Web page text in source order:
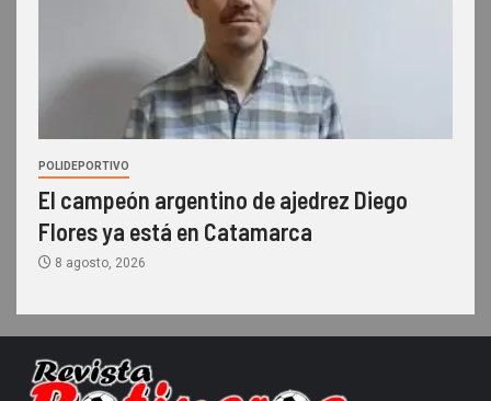
POLIDEPORTIVO
El campeón argentino de ajedrez Diego
Flores ya está en Catamarca
8 agosto, 2026